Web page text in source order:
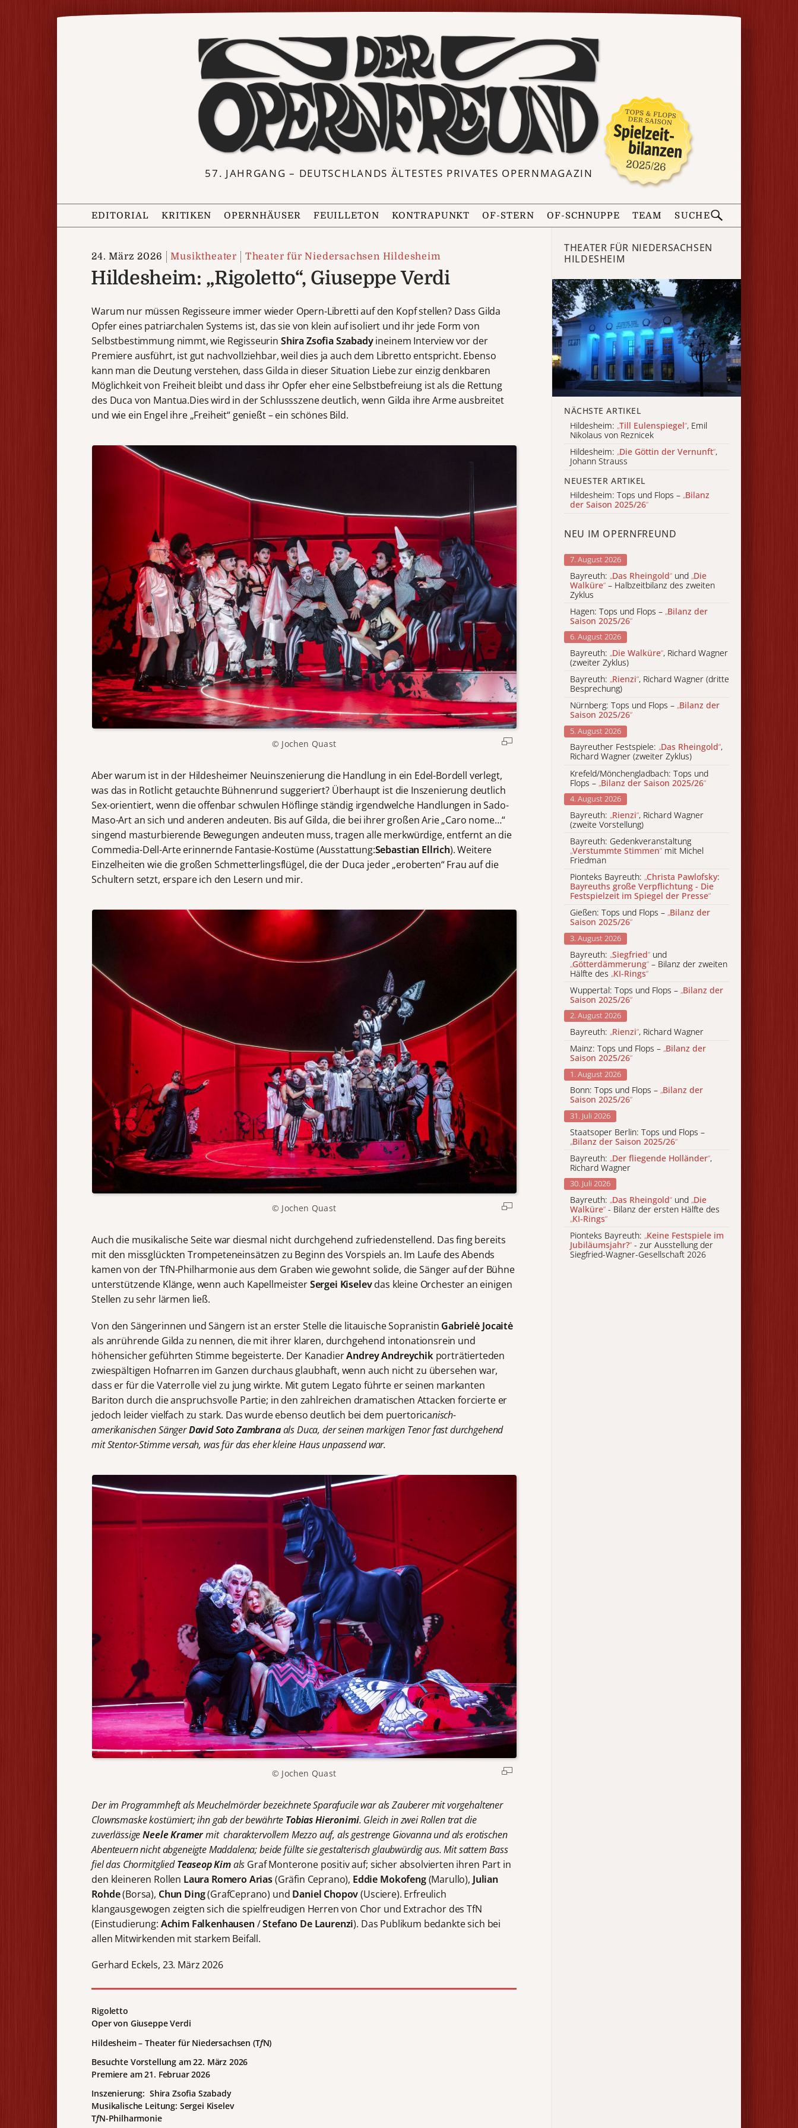
57. JAHRGANG – DEUTSCHLANDS ÄLTESTES PRIVATES OPERNMAGAZIN
EDITORIAL KRITIKEN OPERNHÄUSER FEUILLETON KONTRAPUNKT OF-STERN OF-SCHNUPPE TEAM SUCHE
24. März 2026 Musiktheater Theater für Niedersachsen Hildesheim
Hildesheim: „Rigoletto“, Giuseppe Verdi
Warum nur müssen Regisseure immer wieder Opern-Libretti auf den Kopf stellen? Dass Gilda
Opfer eines patriarchalen Systems ist, das sie von klein auf isoliert und ihr jede Form von
Selbstbestimmung nimmt, wie Regisseurin Shira Zsofia Szabadyineinem Interview vor der
Premiere ausführt, ist gut nachvollziehbar, weil dies ja auch dem Libretto entspricht. Ebenso
kann man die Deutung verstehen, dass Gilda in dieser Situation Liebe zur einzig denkbaren
Möglichkeit von Freiheit bleibt und dass ihr Opfer eher eine Selbstbefreiung ist als die Rettung
des Duca von Mantua.Dies wird in der Schlussszene deutlich, wenn Gilda ihre Arme ausbreitet
und wie ein Engel ihre „Freiheit“ genießt – ein schönes Bild.
© Jochen Quast
Aber warum ist in der Hildesheimer Neuinszenierung die Handlung in ein Edel-Bordell verlegt,
was das in Rotlicht getauchte Bühnenrund suggeriert? Überhaupt ist die Inszenierung deutlich
Sex-orientiert, wenn die offenbar schwulen Höflinge ständig irgendwelche Handlungen in Sado-
Maso-Art an sich und anderen andeuten. Bis auf Gilda, die bei ihrer großen Arie „Caro nome…“
singend masturbierende Bewegungen andeuten muss, tragen alle merkwürdige, entfernt an die
Commedia-Dell-Arte erinnernde Fantasie-Kostüme (Ausstattung:Sebastian Ellrich). Weitere
Einzelheiten wie die großen Schmetterlingsflügel, die der Duca jeder „eroberten“ Frau auf die
Schultern setzt, erspare ich den Lesern und mir.
© Jochen Quast
Auch die musikalische Seite war diesmal nicht durchgehend zufriedenstellend. Das fing bereits
mit den missglückten Trompeteneinsätzen zu Beginn des Vorspiels an. Im Laufe des Abends
kamen von der TfN-Philharmonie aus dem Graben wie gewohnt solide, die Sänger auf der Bühne
unterstützende Klänge, wenn auch KapellmeisterSergei Kiselevdas kleine Orchester an einigen
Stellen zu sehr lärmen ließ.
Von den Sängerinnen und Sängern ist an erster Stelle die litauische Sopranistin Gabrielė Jocaitė
als anrührende Gilda zu nennen, die mit ihrer klaren, durchgehend intonationsrein und
höhensicher geführten Stimme begeisterte. Der KanadierAndrey Andreychik porträtierteden
zwiespältigen Hofnarren im Ganzen durchaus glaubhaft, wenn auch nicht zu übersehen war,
dass er für die Vaterrolle viel zu jung wirkte. Mit gutem Legato führte er seinen markanten
Bariton durch die anspruchsvolle Partie; in den zahlreichen dramatischen Attacken forcierte er
jedoch leider vielfach zu stark. Das wurde ebenso deutlich bei dem puertoricanisch-
amerikanischen SängerDavid Soto Zambranaals Duca, der seinen markigen Tenor fast durchgehend
mit Stentor-Stimme versah, was für das eher kleine Haus unpassend war.
© Jochen Quast
Der im Programmheft als Meuchelmörder bezeichnete Sparafucile war als Zauberer mit vorgehaltener
Clownsmaske kostümiert; ihn gab der bewährte Tobias Hieronimi. Gleich in zwei Rollen trat die
zuverlässigeNeeleKramermit charaktervollem Mezzo auf, als gestrenge Giovanna und als erotischen
Abenteuern nicht abgeneigte Maddalena; beide füllte sie gestalterisch glaubwürdig aus. Mit sattem Bass
fiel das ChormitgliedTeaseop Kimals Graf Monterone positiv auf; sicher absolvierten ihren Part in
den kleineren Rollen Laura Romero Arias(Gräfin Ceprano), Eddie Mokofeng(Marullo), Julian
Rohde(Borsa), Chun Ding(GrafCeprano) und Daniel Chopov(Usciere). Erfreulich
klangausgewogen zeigten sich die spielfreudigen Herren von Chor und Extrachor des TfN
(Einstudierung: Achim Falkenhausen/Stefano De Laurenzi). Das Publikum bedankte sich bei
allen Mitwirkenden mit starkem Beifall.
Gerhard Eckels, 23. März 2026
Rigoletto
Oper von Giuseppe Verdi
Hildesheim – Theater für Niedersachsen (TfN)
Besuchte Vorstellung am 22. März 2026
Premiere am 21. Februar 2026
Inszenierung: Shira Zsofia Szabady
Musikalische Leitung: Sergei Kiselev
TfN-Philharmonie
THEATER FÜR NIEDERSACHSEN
HILDESHEIM
NÄCHSTE ARTIKEL
Hildesheim: „Till Eulenspiegel“, Emil
Nikolaus von Reznicek
Hildesheim: „Die Göttin der Vernunft“,
Johann Strauss
NEUESTER ARTIKEL
Hildesheim: Tops und Flops – „Bilanz
der Saison 2025/26“
NEU IM OPERNFREUND
7. August 2026
Bayreuth: „Das Rheingold“ und „Die
Walküre“ – Halbzeitbilanz des zweiten
Zyklus
Hagen: Tops und Flops – „Bilanz der
Saison 2025/26“
6. August 2026
Bayreuth: „Die Walküre“, Richard Wagner
(zweiter Zyklus)
Bayreuth: „Rienzi“, Richard Wagner (dritte
Besprechung)
Nürnberg: Tops und Flops – „Bilanz der
Saison 2025/26“
5. August 2026
Bayreuther Festspiele: „Das Rheingold“,
Richard Wagner (zweiter Zyklus)
Krefeld/Mönchengladbach: Tops und
Flops – „Bilanz der Saison 2025/26“
4. August 2026
Bayreuth: „Rienzi“, Richard Wagner
(zweite Vorstellung)
Bayreuth: Gedenkveranstaltung
„Verstummte Stimmen“ mit Michel
Friedman
Pionteks Bayreuth: „Christa Pawlofsky:
Bayreuths große Verpflichtung - Die
Festspielzeit im Spiegel der Presse“
Gießen: Tops und Flops – „Bilanz der
Saison 2025/26“
3. August 2026
Bayreuth: „Siegfried“ und
„Götterdämmerung“ – Bilanz der zweiten
Hälfte des „KI-Rings“
Wuppertal: Tops und Flops – „Bilanz der
Saison 2025/26“
2. August 2026
Bayreuth: „Rienzi“, Richard Wagner
Mainz: Tops und Flops – „Bilanz der
Saison 2025/26“
1. August 2026
Bonn: Tops und Flops – „Bilanz der
Saison 2025/26“
31. Juli 2026
Staatsoper Berlin: Tops und Flops –
„Bilanz der Saison 2025/26“
Bayreuth: „Der fliegende Holländer“,
Richard Wagner
30. Juli 2026
Bayreuth: „Das Rheingold“ und „Die
Walküre“ - Bilanz der ersten Hälfte des
„KI-Rings“
Pionteks Bayreuth: „Keine Festspiele im
Jubiläumsjahr?“ - zur Ausstellung der
Siegfried-Wagner-Gesellschaft 2026